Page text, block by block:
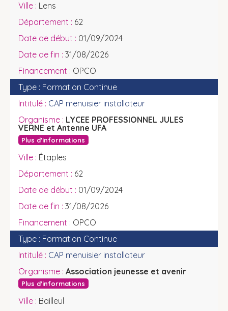
Lens
62
01/09/2024
31/08/2026
OPCO
Formation Continue
CAP menuisier installateur
LYCEE PROFESSIONNEL JULES
VERNE et Antenne UFA
Plus d'informations
Étaples
62
01/09/2024
31/08/2026
OPCO
Formation Continue
CAP menuisier installateur
Association jeunesse et avenir
Plus d'informations
Bailleul